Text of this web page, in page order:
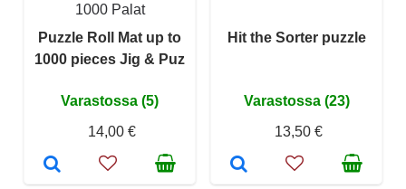
1000 Palat
Puzzle Roll Mat up to
1000 pieces Jig & Puz
Varastossa (5)
14,00 €
Hit the Sorter puzzle
Varastossa (23)
13,50 €